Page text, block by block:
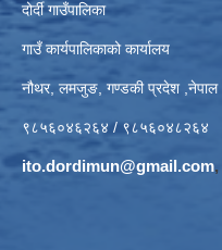
दोर्दी गाउँपालिका
गाउँ कार्यपालिकाको कार्यालय
नौथर, लमजुङ, गण्डकी प्रदेश ,नेपाल
९८५६०४६२६४ / ९८५६०४८२६४
ito.dordimun@gmail.com,